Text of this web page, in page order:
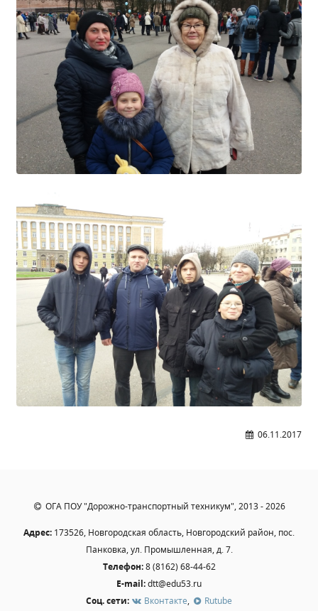
Студенческий спортивный клуб
МЕТОДИЧЕСКАЯ РАБОТА
В помощь педагогам и мастерам ПО
ПРОЧЕЕ
История нашего техникума
Фотографии техникума
ПОЛЕЗНЫЕ ССЫЛКИ
Министерство науки и высшего образования
РФ
Главное управление по контролю за оборотом
наркотиков
Общероссийская база вакансий "Работа в
России"
Сбербанк Онлайн - оплачивайте
образовательные услуги
06.11.2017
ОГА ПОУ "Дорожно-транспортный техникум", 2013 - 2026
Адрес: 173526, Новгородская область, Новгородский район, пос.
Панковка, ул. Промышленная, д. 7.
Телефон:8 (8162) 68-44-62
E-mail:dtt@edu53.ru
Соц. сети:
Вконтакте, Rutube